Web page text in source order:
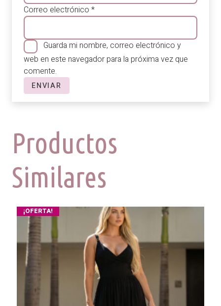
Correo electrónico *
Guarda mi nombre, correo electrónico y
web en este navegador para la próxima vez que
comente.
Productos
Similares
¡OFERTA!